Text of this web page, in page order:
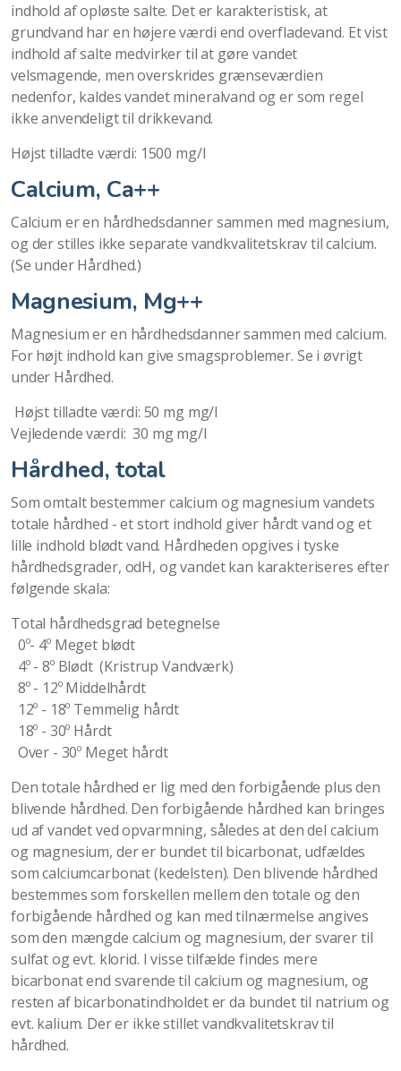
indhold af opløste salte. Det er karakteristisk, at
grundvand har en højere værdi end overfladevand. Et vist
indhold af salte medvirker til at gøre vandet
velsmagende, men overskrides grænseværdien
nedenfor, kaldes vandet mineralvand og er som regel
ikke anvendeligt til drikkevand.
Højst tilladte værdi: 1500 mg/l
Calcium, Ca++
Calcium er en hårdhedsdanner sammen med magnesium,
og der stilles ikke separate vandkvalitetskrav til calcium.
(Se under Hårdhed.)
Magnesium, Mg++
Magnesium er en hårdhedsdanner sammen med calcium.
For højt indhold kan give smagsproblemer. Se i øvrigt
under Hårdhed.
Højst tilladte værdi: 50 mg mg/l
Vejledende værdi: 30 mg mg/l
Hårdhed, total
Som omtalt bestemmer calcium og magnesium vandets
totale hårdhed - et stort indhold giver hårdt vand og et
lille indhold blødt vand. Hårdheden opgives i tyske
hårdhedsgrader, odH, og vandet kan karakteriseres efter
følgende skala:
Total hårdhedsgrad betegnelse
0º- 4º Meget blødt
4º - 8º Blødt (Kristrup Vandværk)
8º - 12º Middelhårdt
12º - 18º Temmelig hårdt
18º - 30º Hårdt
Over - 30º Meget hårdt
Den totale hårdhed er lig med den forbigående plus den
blivende hårdhed. Den forbigående hårdhed kan bringes
ud af vandet ved opvarmning, således at den del calcium
og magnesium, der er bundet til bicarbonat, udfældes
som calciumcarbonat (kedelsten). Den blivende hårdhed
bestemmes som forskellen mellem den totale og den
forbigående hårdhed og kan med tilnærmelse angives
som den mængde calcium og magnesium, der svarer til
sulfat og evt. klorid. I visse tilfælde findes mere
bicarbonat end svarende til calcium og magnesium, og
resten af bicarbonatindholdet er da bundet til natrium og
evt. kalium. Der er ikke stillet vandkvalitetskrav til
hårdhed.